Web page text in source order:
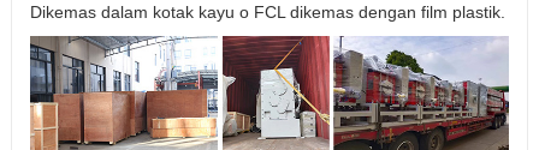
Dikemas dalam kotak kayu o FCL dikemas dengan film plastik.